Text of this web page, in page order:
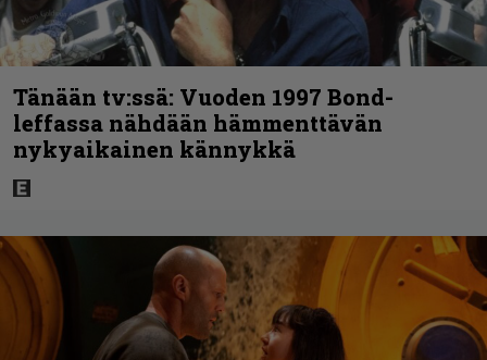
Tänään tv:ssä: Vuoden 1997 Bond-
leffassa nähdään hämmenttävän
nykyaikainen kännykkä